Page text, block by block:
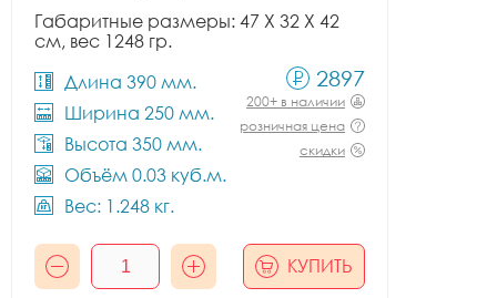
Габаритные размеры: 47 X 32 X 42
см, вес 1248 гр.
Длина 390 мм.
Ширина 250 мм.
Высота 350 мм.
Объём 0.03 куб.м.
Вес: 1.248 кг.
2897
200+ в наличии
розничная цена
скидки
КУПИТЬ